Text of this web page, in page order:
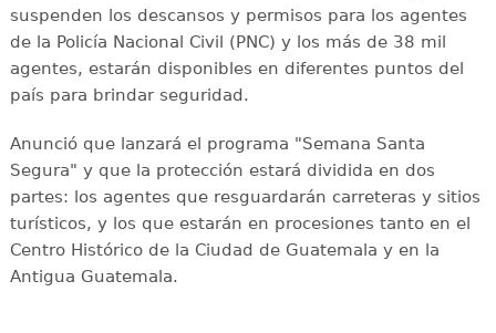
suspenden los descansos y permisos para los agentes
de la Policía Nacional Civil (PNC) y los más de 38 mil
agentes, estarán disponibles en diferentes puntos del
país para brindar seguridad.
Anunció que lanzará el programa "Semana Santa
Segura" y que la protección estará dividida en dos
partes: los agentes que resguardarán carreteras y sitios
turísticos, y los que estarán en procesiones tanto en el
Centro Histórico de la Ciudad de Guatemala y en la
Antigua Guatemala.